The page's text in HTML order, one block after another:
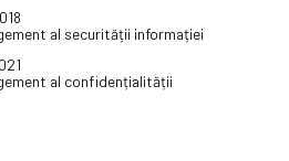
al securității informației
al confidențialității